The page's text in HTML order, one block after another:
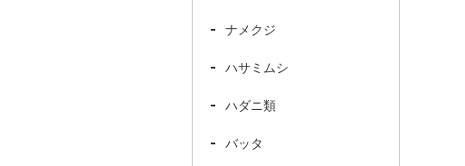
ナメクジ
ハサミムシ
ハダニ類
バッタ